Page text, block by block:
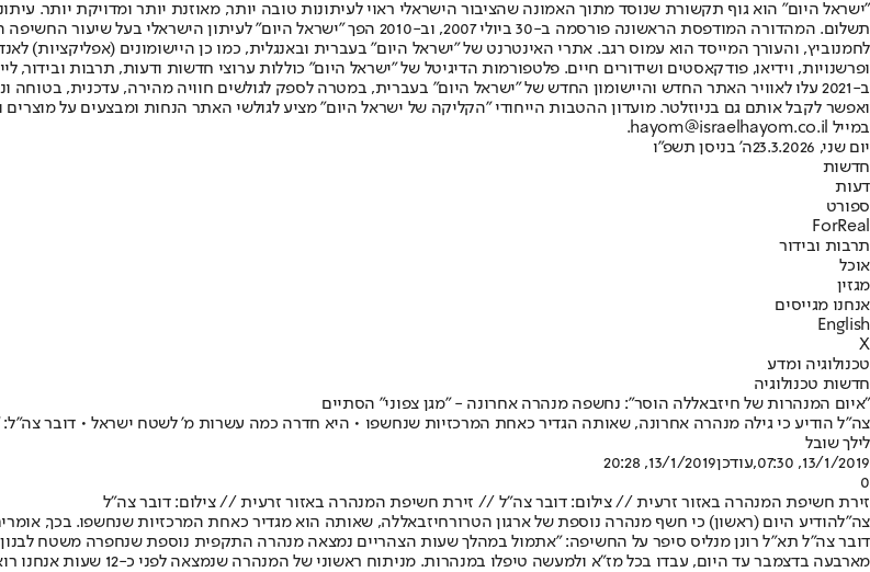
"ישראל היום" הוא גוף תקשורת שנוסד מתוך האמונה שהציבור הישראלי ראוי לעיתונות טובה יותר, מאוזנת יותר ומדויקת יותר.
תשלום. המהדורה המודפסת הראשונה פורסמה ב-30 ביולי 2007, וב-2010 הפך "ישראל
ופרשנויות, וידיאו, פודקאסטים ושידורים חיים. פלטפורמות הדיגיטל של "ישראל היום" כוללות ערוצי חדשות ודעות, תרבות ובידור,
ב-2021 עלו לאוויר האתר החדש והיישומון החדש של "ישראל היום" בעברית, במטרה לספק לגולשים חוויה מהירה, עדכנית,
ואפשר לקבל אותם גם בניוזלטר. מועדון ההטבות הייחודי "הקליקה של ישראל היום" מציע לגולשי האתר הנחות ומבצעים על
במייל hayom@israelhayom.co.il.
יום שני, 23.3.2026
ה' בניסן תשפ"ו
חדשות
דעות
ספורט
ForReal
תרבות ובידור
אוכל
מגזין
אנחנו מגייסים
English
X
טכנולוגיה ומדע
חדשות טכנולוגיה
"איום המנהרות של חיזבאללה הוסר": נחשפה מנהרה אחרונה - "מגן צפוני" הסתיים
צה"ל הודיע כי גילה מנהרה אחרונה, שאותה הגדיר כאחת המרכזיות שנחשפו • היא חדרה כמה עשרות מ' לשטח ישראל • דובר צה"ל: "העומק שלה 55 מטרים, אותרו בה מסילות ברזל, מדרגות ותשתית
לילך שובל
13/1/2019, 07:30
,עודכן13/1/2019, 20:28
0
זירת חשיפת המנהרה באזור זרעית // צילום: דובר צה"ל // זירת חשיפת המנהרה באזור זרעית // צילום: דובר צה"ל
צה"להודיע היום (ראשון) כי חשף מנהרה נוספת של ארגון הטרורחיזבאללה, שאותה הוא מגדיר כאחת המרכזיות שנחשפו. בכך,
מארבעה בדצמבר עד היום,